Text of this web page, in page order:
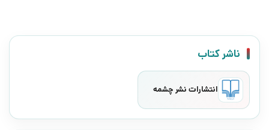
ناشر کتاب
انتشارات نشر چشمه